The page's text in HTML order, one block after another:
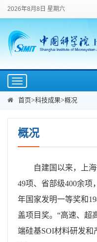
2026年8月8日 星期六
Toggle
navigation
首页>科技成果>概况
概况
自建国以来，上
49项、省部级400余项
年国家发明一等奖和
盖项目奖。“高速、超
端硅基SOI材料研发和